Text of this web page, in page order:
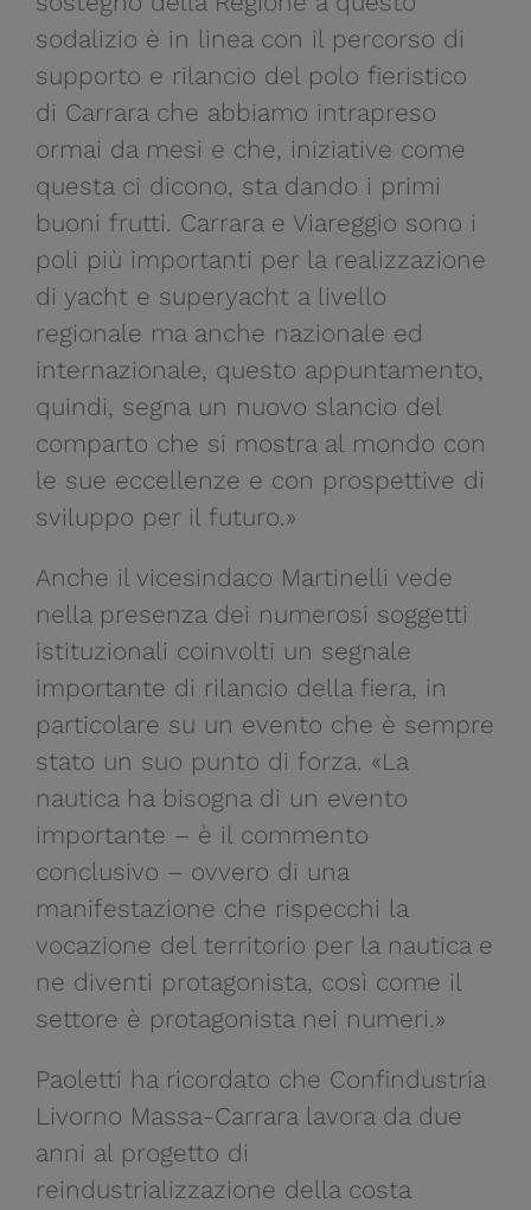
sodalizio è in linea con il percorso di
supporto e rilancio del polo fieristico
di Carrara che abbiamo intrapreso
ormai da mesi e che, iniziative come
questa ci dicono, sta dando i primi
buoni frutti. Carrara e Viareggio sono i
poli più importanti per la realizzazione
di yacht e superyacht a livello
regionale ma anche nazionale ed
internazionale, questo appuntamento,
quindi, segna un nuovo slancio del
comparto che si mostra al mondo con
le sue eccellenze e con prospettive di
sviluppo per il futuro.»
Anche il vicesindaco Martinelli vede
nella presenza dei numerosi soggetti
istituzionali coinvolti un segnale
importante di rilancio della fiera, in
particolare su un evento che è sempre
stato un suo punto di forza. «La
nautica ha bisogna di un evento
importante – è il commento
conclusivo – ovvero di una
manifestazione che rispecchi la
vocazione del territorio per la nautica e
ne diventi protagonista, così come il
settore è protagonista nei numeri.»
Paoletti ha ricordato che Confindustria
Livorno Massa-Carrara lavora da due
anni al progetto di
reindustrializzazione della costa